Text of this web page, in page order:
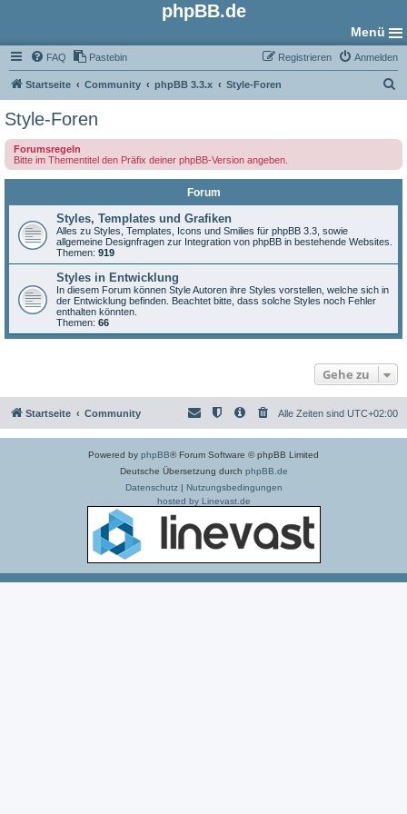
phpBB.de
Menü
FAQ Pastebin Anmelden
Registrieren
Startseite Community phpBB 3.3.x Style-Foren
e
Style-Foren
Forumsregeln
Bitte im Thementitel den Präfix deiner phpBB-Version angeben.
Forum
Styles, Templates und Grafiken
Alles zu Styles, Templates, Icons und Smilies für phpBB 3.3, sowie
allgemeine Designfragen zur Integration von phpBB in bestehende Websites.
Themen: 919
Styles in Entwicklung
In diesem Forum können Style Autoren ihre Styles vorstellen, welche sich in
der Entwicklung befinden. Beachtet bitte, dass solche Styles noch Fehler
enthalten könnten.
Themen: 66
Gehe zu
Startseite Community Alle Zeiten sind UTC+02:00
Powered by phpBB® Forum Software © phpBB Limited
Deutsche Übersetzung durch phpBB.de
Datenschutz| Nutzungsbedingungen
hosted by Linevast.de